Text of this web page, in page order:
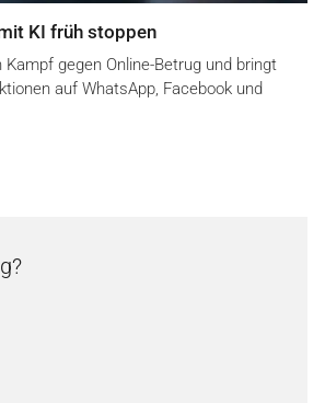
KI früh stoppen
gegen Online-Betrug und bringt
auf WhatsApp, Facebook und